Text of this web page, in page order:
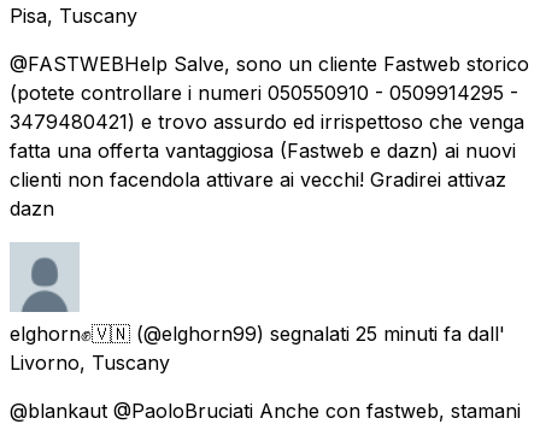
Pisa, Tuscany
@FASTWEBHelp Salve, sono un cliente Fastweb storico
(potete controllare i numeri 050550910 - 0509914295 -
3479480421) e trovo assurdo ed irrispettoso che venga
fatta una offerta vantaggiosa (Fastweb e dazn) ai nuovi
clienti non facendola attivare ai vecchi! Gradirei attivaz
dazn
elghorn✊🇻🇳 (@elghorn99) segnalati 25 minuti fa dall'
Livorno, Tuscany
@blankaut @PaoloBruciati Anche con fastweb, stamani